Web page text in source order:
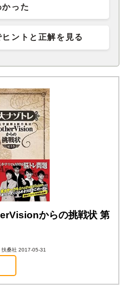
かった
ントと正解を見る
からの挑戦状 第
扶桑社 2017-05-31